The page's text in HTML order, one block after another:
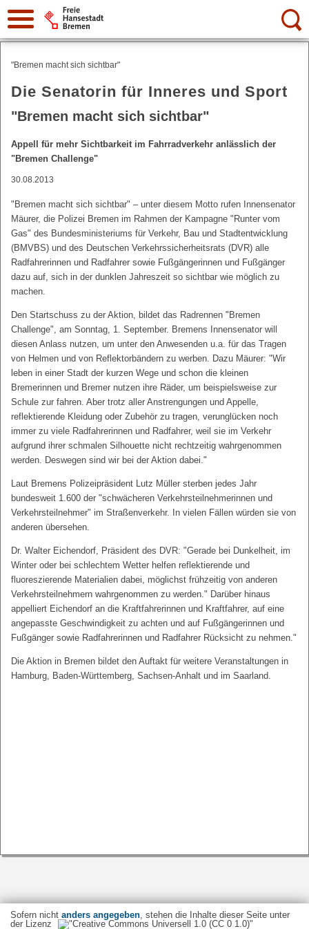
Suche:
"Bremen macht sich sichtbar"
Die Senatorin für Inneres und Sport
"Bremen macht sich sichtbar"
Appell für mehr Sichtbarkeit im Fahrradverkehr anlässlich der
"Bremen Challenge"
30.08.2013
"Bremen macht sich sichtbar" – unter diesem Motto rufen Innensenator
Mäurer, die Polizei Bremen im Rahmen der Kampagne "Runter vom
Gas" des Bundesministeriums für Verkehr, Bau und Stadtentwicklung
(BMVBS) und des Deutschen Verkehrssicherheitsrats (DVR) alle
Radfahrerinnen und Radfahrer sowie Fußgängerinnen und Fußgänger
dazu auf, sich in der dunklen Jahreszeit so sichtbar wie möglich zu
machen.
Den Startschuss zu der Aktion, bildet das Radrennen "Bremen
Challenge", am Sonntag, 1. September. Bremens Innensenator will
diesen Anlass nutzen, um unter den Anwesenden u.a. für das Tragen
von Helmen und von Reflektorbändern zu werben. Dazu Mäurer: "Wir
leben in einer Stadt der kurzen Wege und schon die kleinen
Bremerinnen und Bremer nutzen ihre Räder, um beispielsweise zur
Schule zur fahren. Aber trotz aller Anstrengungen und Appelle,
reflektierende Kleidung oder Zubehör zu tragen, verunglücken noch
immer zu viele Radfahrerinnen und Radfahrer, weil sie im Verkehr
aufgrund ihrer schmalen Silhouette nicht rechtzeitig wahrgenommen
werden. Deswegen sind wir bei der Aktion dabei."
Laut Bremens Polizeipräsident Lutz Müller sterben jedes Jahr
bundesweit 1.600 der "schwächeren Verkehrsteilnehmerinnen und
Verkehrsteilnehmer" im Straßenverkehr. In vielen Fällen würden sie von
anderen übersehen.
Dr. Walter Eichendorf, Präsident des DVR: "Gerade bei Dunkelheit, im
Winter oder bei schlechtem Wetter helfen reflektierende und
fluoreszierende Materialien dabei, möglichst frühzeitig von anderen
Verkehrsteilnehmern wahrgenommen zu werden." Darüber hinaus
appelliert Eichendorf an die Kraftfahrerinnen und Kraftfahrer, auf eine
angepasste Geschwindigkeit zu achten und auf Fußgängerinnen und
Fußgänger sowie Radfahrerinnen und Radfahrer Rücksicht zu nehmen."
Die Aktion in Bremen bildet den Auftakt für weitere Veranstaltungen in
Hamburg, Baden-Württemberg, Sachsen-Anhalt und im Saarland.
Sofern nicht anders angegeben, stehen die Inhalte dieser Seite unter
der Lizenz